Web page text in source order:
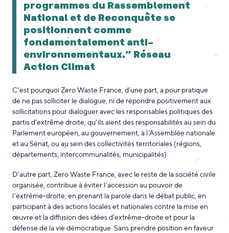
programmes du Rassemblement
National et de Reconquête se
positionnent comme
fondamentalement anti-
environnementaux.” Réseau
Action Climat
C’est pourquoi Zero Waste France, d’une part, a pour pratique
de ne pas solliciter le dialogue, ni de répondre positivement aux
sollicitations pour dialoguer avec les responsables politiques des
partis d’extrême droite, qu’ils aient des responsabilités au sein du
Parlement européen, au gouvernement, à l’Assemblée nationale
et au Sénat, ou au sein des collectivités territoriales (régions,
départements, intercommunalités, municipalités).
D’autre part, Zero Waste France, avec le reste de la société civile
organisée, contribue à éviter l’accession au pouvoir de
l’extrême-droite, en prenant la parole dans le débat public, en
participant à des actions locales et nationales contre la mise en
œuvre et la diffusion des idées d’extrême-droite et pour la
défense de la vie démocratique. Sans prendre position en faveur